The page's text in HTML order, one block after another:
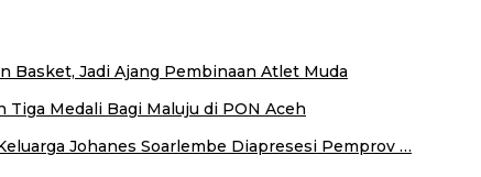
Basket, Jadi Ajang Pembinaan Atlet Muda
Medali Bagi Maluju di PON Aceh
Johanes Soarlembe Diapresesi Pemprov …